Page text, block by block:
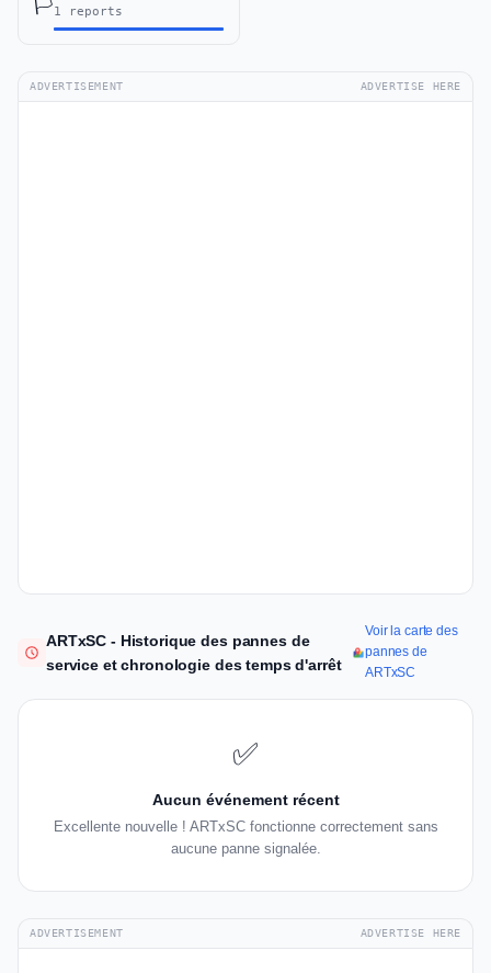
🏳️1 reports
ADVERTISEMENT ADVERTISE HERE
ARTxSC - Historique des pannes de
service et chronologie des temps d'arrêt
Voir la carte des
pannes de
ARTxSC
✅
Aucun événement récent
Excellente nouvelle ! ARTxSC fonctionne correctement sans
aucune panne signalée.
ADVERTISEMENT ADVERTISE HERE